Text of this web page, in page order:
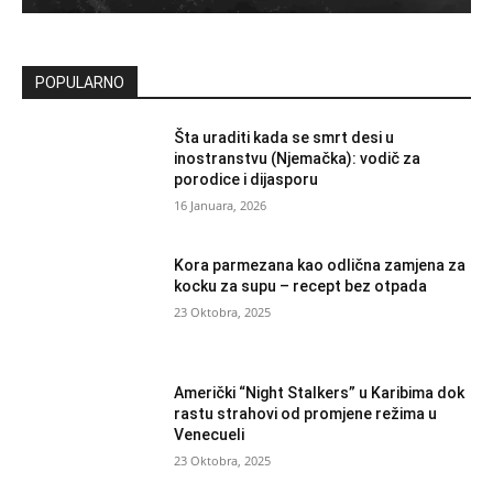
POPULARNO
Šta uraditi kada se smrt desi u
inostranstvu (Njemačka): vodič za
porodice i dijasporu
16 Januara, 2026
Kora parmezana kao odlična zamjena za
kocku za supu – recept bez otpada
23 Oktobra, 2025
Američki “Night Stalkers” u Karibima dok
rastu strahovi od promjene režima u
Venecueli
23 Oktobra, 2025